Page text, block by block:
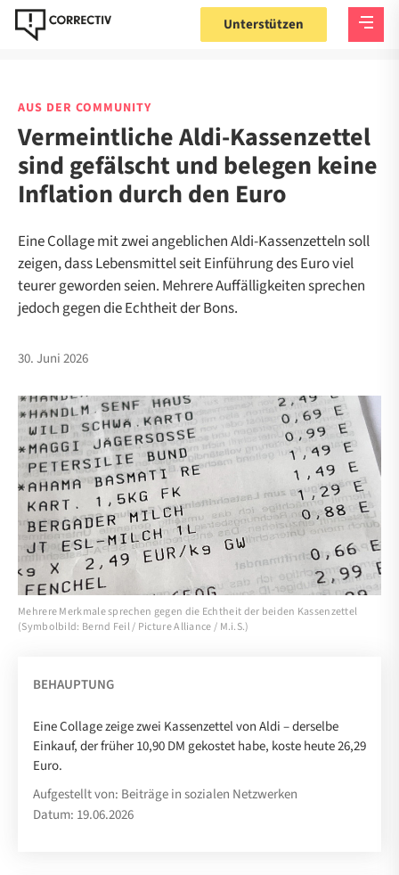
Unterstützen
AUS DER COMMUNITY
Vermeintliche Aldi-Kassenzettel
sind gefälscht und belegen keine
Inflation durch den Euro
Eine Collage mit zwei angeblichen Aldi-Kassenzetteln soll
zeigen, dass Lebensmittel seit Einführung des Euro viel
teurer geworden seien. Mehrere Auffälligkeiten sprechen
jedoch gegen die Echtheit der Bons.
30. Juni 2026
Mehrere Merkmale sprechen gegen die Echtheit der beiden Kassenzettel
(Symbolbild: Bernd Feil / Picture Alliance / M.i.S.)
BEHAUPTUNG
Eine Collage zeige zwei Kassenzettel von Aldi – derselbe
Einkauf, der früher 10,90 DM gekostet habe, koste heute 26,29
Euro.
Aufgestellt von: Beiträge in sozialen Netzwerken
Datum: 19.06.2026